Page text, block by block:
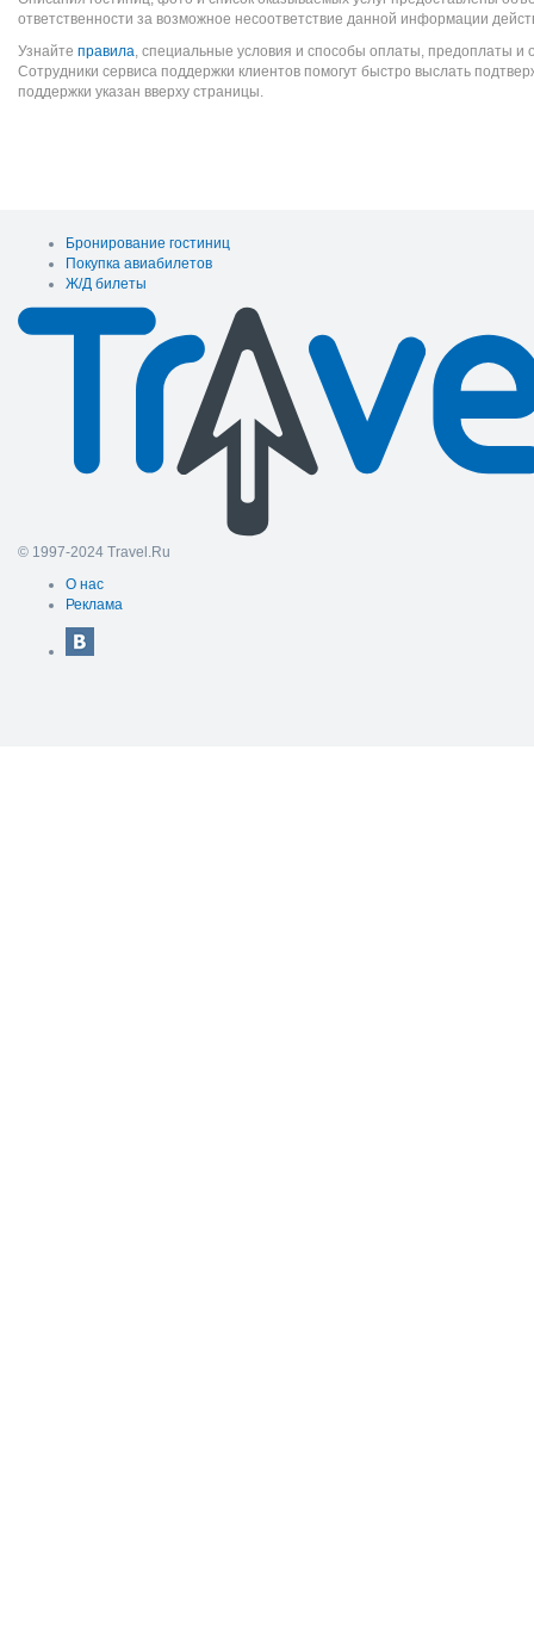
ответственности за возможное несоответствие данной информации
Узнайте правила, специальные условия и способы оплаты, предоплаты и
Сотрудники сервиса поддержки клиентов помогут быстро выслать
поддержки указан вверху страницы.
Бронирование гостиниц
Покупка авиабилетов
Ж/Д билеты
© 1997-2024 Travel.Ru
О нас
Реклама